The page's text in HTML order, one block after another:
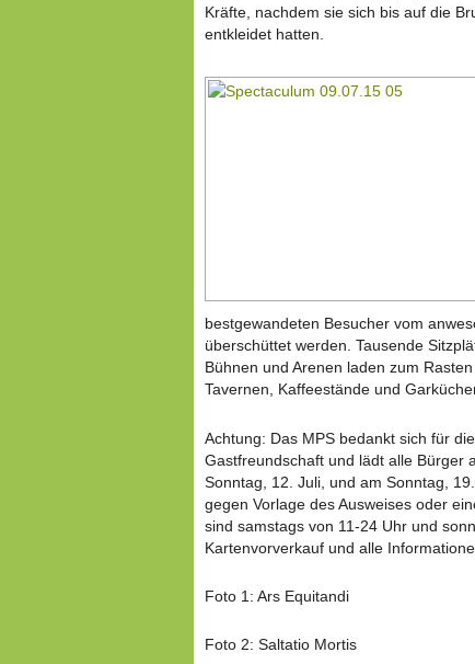
Kräfte, nachdem sie sich bis auf die
entkleidet hatten.
bestgewandeten Besucher vom
überschüttet werden. Tausende
Bühnen und Arenen laden zum
Tavernen, Kaffeestände und
Achtung: Das MPS bedankt sich für
Gastfreundschaft und lädt alle Bürger
Sonntag, 12. Juli, und am Sonntag,
gegen Vorlage des Ausweises oder
sind samstags von 11-24 Uhr und
Kartenvorverkauf und alle
Foto 1: Ars Equitandi
Foto 2: Saltatio Mortis